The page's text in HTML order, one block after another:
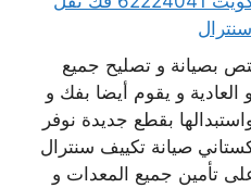
بصيانة و تصليح جميع
و يقوم أيضا بفك و
بقطع جديدة نوفر
صيانة تكييف سنترال
تأمين جميع المعدات و